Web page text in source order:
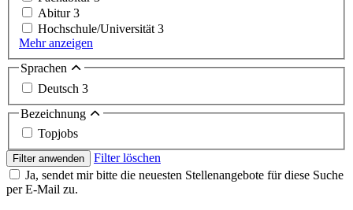
Abitur3
Hochschule/Universität 3
Mehr anzeigen
Sprachen
Deutsch 3
Bezeichnung
Topjobs
Filter anwenden
Filter löschen
Ja, sendet mir bitte die neuesten Stellenangebote für diese Suche
per E-Mail zu.